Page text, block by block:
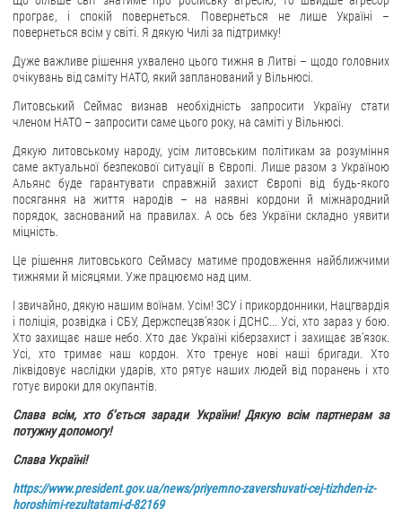
програє, і спокій повернеться. Повернеться не лише Україні –
повернеться всім у світі. Я дякую Чилі за підтримку!
Дуже важливе рішення ухвалено цього тижня в Литві – щодо головних
очікувань від саміту НАТО, який запланований у Вільнюсі.
Литовський Сеймас визнав необхідність запросити Україну стати
членом НАТО – запросити саме цього року, на саміті у Вільнюсі.
Дякую литовському народу, усім литовським політикам за розуміння
саме актуальної безпекової ситуації в Європі. Лише разом з Україною
Альянс буде гарантувати справжній захист Європі від будь-якого
посягання на життя народів – на наявні кордони й міжнародний
порядок, заснований на правилах. А ось без України складно уявити
міцність.
Це рішення литовського Сеймасу матиме продовження найближчими
тижнями й місяцями. Уже працюємо над цим.
І звичайно, дякую нашим воїнам. Усім! ЗСУ і прикордонники, Нацгвардія
і поліція, розвідка і СБУ, Держспецзвʼязок і ДСНС... Усі, хто зараз у бою.
Хто захищає наше небо. Хто дає Україні кіберзахист і захищає звʼязок.
Усі, хто тримає наш кордон. Хто тренує нові наші бригади. Хто
ліквідовує наслідки ударів, хто рятує наших людей від поранень і хто
готує вироки для окупантів.
Слава всім, хто бʼється заради України! Дякую всім партнерам за
потужну допомогу!
Слава Україні!
https://www.president.gov.ua/news/priyemno-zavershuvati-cej-tizhden-iz-
horoshimi-rezultatami-d-82169